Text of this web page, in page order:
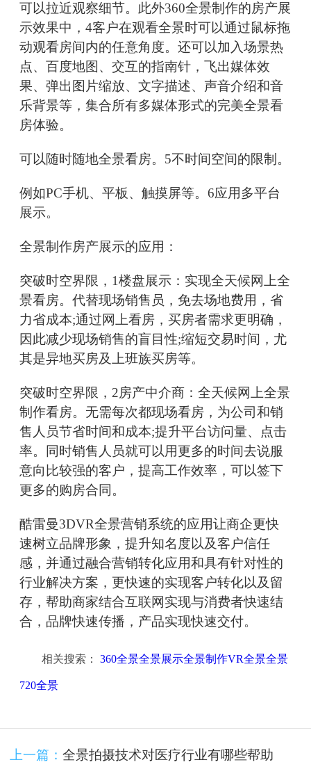
可以拉近观察细节。此外360全景制作的房产展
示效果中，4客户在观看全景时可以通过鼠标拖
动观看房间内的任意角度。还可以加入场景热
点、百度地图、交互的指南针，飞出媒体效
果、弹出图片缩放、文字描述、声音介绍和音
乐背景等，集合所有多媒体形式的完美全景看
房体验。
可以随时随地全景看房。5不时间空间的限制。
例如PC手机、平板、触摸屏等。6应用多平台
展示。
全景制作房产展示的应用：
突破时空界限，1楼盘展示：实现全天候网上全
景看房。代替现场销售员，免去场地费用，省
力省成本;通过网上看房，买房者需求更明确，
因此减少现场销售的盲目性;缩短交易时间，尤
其是异地买房及上班族买房等。
突破时空界限，2房产中介商：全天候网上全景
制作看房。无需每次都现场看房，为公司和销
售人员节省时间和成本;提升平台访问量、点击
率。同时销售人员就可以用更多的时间去说服
意向比较强的客户，提高工作效率，可以签下
更多的购房合同。
酷雷曼3DVR全景营销系统的应用让商企更快
速树立品牌形象，提升知名度以及客户信任
感，并通过融合营销转化应用和具有针对性的
行业解决方案，更快速的实现客户转化以及留
存，帮助商家结合互联网实现与消费者快速结
合，品牌快速传播，产品实现快速交付。
相关搜索： 360全景全景展示全景制作VR全景全景
720全景
上一篇： 全景拍摄技术对医疗行业有哪些帮助